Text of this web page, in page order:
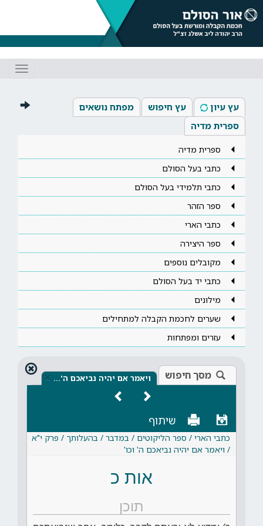
עץ עיון עץ חיפוש
מפתח נושאים
ספרית מדיה
ספרית מדיה
כתבי בעל הסולם
כתבי תלמידי בעל הסולם
ספר הזהר
כתבי הארי
ספר היצירה
מקובלים נוספים
כתבי יד בעל הסולם
מילונים
שערים לחכמת הקבלה למתחילים
עזרים ומפתחות
מסך חיפוש ויאמר אם יהיה נביאכם ה'… ×
שיתוף
כתבי הארי / ספר הליקוטים / במדבר / בהעלותך / פרק י"א
/ ויאמר אם יהיה נביאכם ה' וכו'
אות כ
תוכן